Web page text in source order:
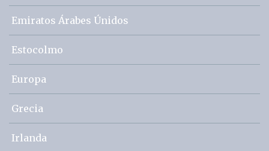
Emiratos Árabes Únidos
Estocolmo
Europa
Grecia
Irlanda